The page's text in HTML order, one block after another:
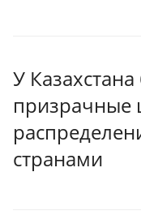
У
призрачные
странами